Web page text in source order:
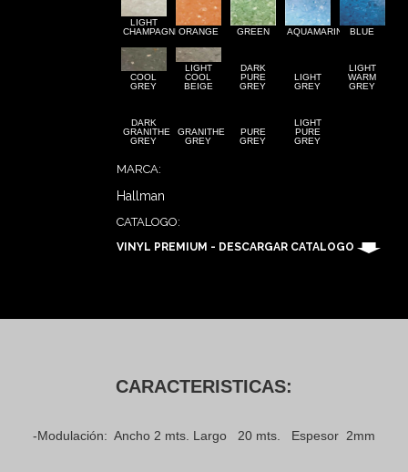
LIGHT
CHAMPAGNEORANGE GREEN AQUAMARINE BLUE
COOL
GREY
LIGHT
COOL
BEIGE
DARK
PURE
GREY
LIGHT
GREY
LIGHT
WARM
GREY
DARK
GRANITHE
GREY
GRANITHE
GREY
PURE
GREY
LIGHT
PURE
GREY
MARCA:
Hallman
CATALOGO:
VINYL PREMIUM - DESCARGAR CATALOGO
CARACTERISTICAS:
-Modulación: Ancho 2 mts. Largo 20 mts. Espesor 2mm